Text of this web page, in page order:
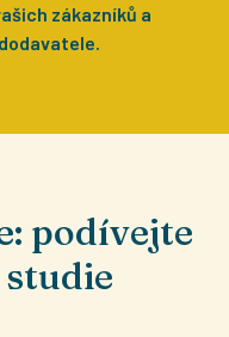
zákazníků a
podívejte